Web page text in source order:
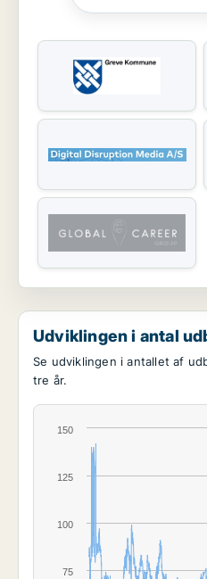
Udviklingen i antal
Se udviklingen i antallet af
tre år.
75
100
125
150